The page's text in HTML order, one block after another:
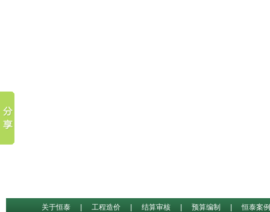
关于恒泰 工程造价 结算审核 预算编制 恒泰案